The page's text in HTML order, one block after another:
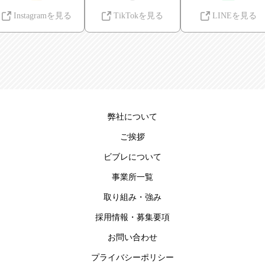
Instagramを見る TikTokを見る LINEを見る
弊社について
ご挨拶
ビブレについて
事業所一覧
取り組み・強み
採用情報・募集要項
お問い合わせ
プライバシーポリシー